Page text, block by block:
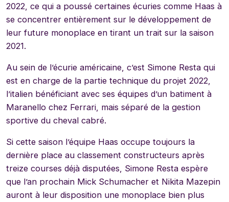
2022, ce qui a poussé certaines écuries comme Haas à
se concentrer entièrement sur le développement de
leur future monoplace en tirant un trait sur la saison
2021.
Au sein de l’écurie américaine, c’est Simone Resta qui
est en charge de la partie technique du projet 2022,
l’italien bénéficiant avec ses équipes d’un batiment à
Maranello chez Ferrari, mais séparé de la gestion
sportive du cheval cabré.
Si cette saison l’équipe Haas occupe toujours la
dernière place au classement constructeurs après
treize courses déjà disputées, Simone Resta espère
que l’an prochain Mick Schumacher et Nikita Mazepin
auront à leur disposition une monoplace bien plus